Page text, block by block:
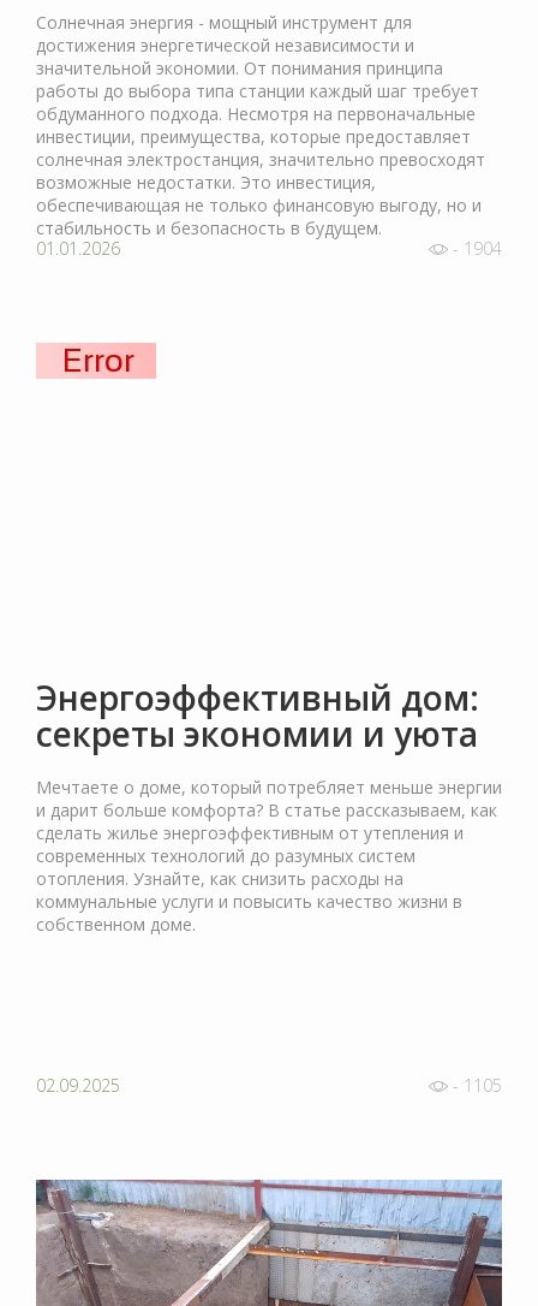
Солнечная энергия - мощный инструмент для
достижения энергетической независимости и
значительной экономии. От понимания принципа
работы до выбора типа станции каждый шаг требует
обдуманного подхода. Несмотря на первоначальные
инвестиции, преимущества, которые предоставляет
солнечная электростанция, значительно превосходят
возможные недостатки. Это инвестиция,
обеспечивающая не только финансовую выгоду, но и
стабильность и безопасность в будущем.
01.01.2026
- 1904
Энергоэффективный дом:
секреты экономии и уюта
Мечтаете о доме, который потребляет меньше энергии
и дарит больше комфорта? В статье рассказываем, как
сделать жилье энергоэффективным от утепления и
современных технологий до разумных систем
отопления. Узнайте, как снизить расходы на
коммунальные услуги и повысить качество жизни в
собственном доме.
02.09.2025 - 1105